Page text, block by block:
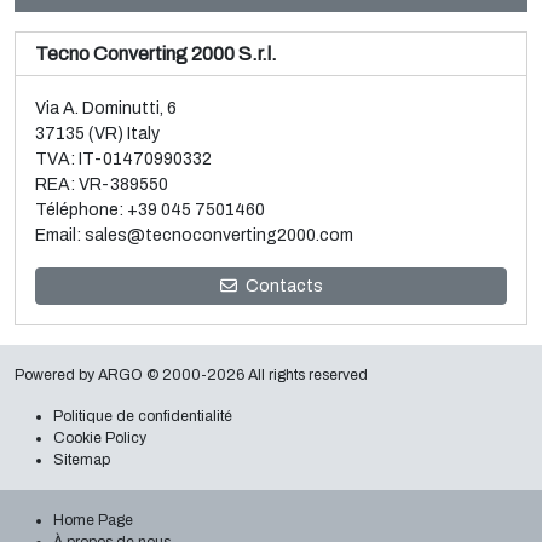
Vente et démontage de 3 métalliseurs Galileo
Lire la suite
Tecno Converting 2000 S.r.l.
Via A. Dominutti, 6
37135 (VR) Italy
TVA: IT-01470990332
REA: VR-389550
Téléphone: +39 045 7501460
Email: sales@tecnoconverting2000.com
Contacts
Powered by ARGO © 2000-2026 All rights reserved
Politique de confidentialité
Cookie Policy
Sitemap
Home Page